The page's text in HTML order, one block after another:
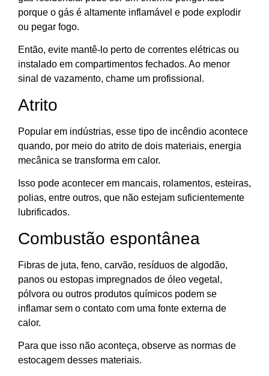
porque o gás é altamente inflamável e pode explodir
ou pegar fogo.
Então, evite mantê-lo perto de correntes elétricas ou
instalado em compartimentos fechados. Ao menor
sinal de vazamento, chame um profissional.
Atrito
Popular em indústrias, esse tipo de incêndio acontece
quando, por meio do atrito de dois materiais, energia
mecânica se transforma em calor.
Isso pode acontecer em mancais, rolamentos, esteiras,
polias, entre outros, que não estejam suficientemente
lubrificados.
Combustão espontânea
Fibras de juta, feno, carvão, resíduos de algodão,
panos ou estopas impregnados de óleo vegetal,
pólvora ou outros produtos químicos podem se
inflamar sem o contato com uma fonte externa de
calor.
Para que isso não aconteça, observe as normas de
estocagem desses materiais.